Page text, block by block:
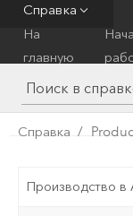
Справка
На
главную
Справка
Производство в